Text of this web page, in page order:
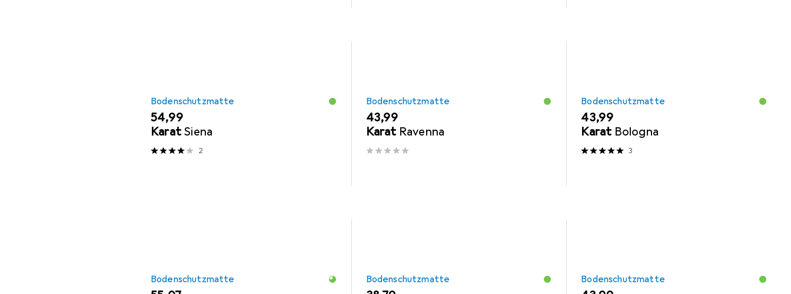
Bodenschutzmatte
EUR
54,99
Karat Siena
2
Bodenschutzmatte
EUR
43,99
Karat Ravenna
Bodenschutzmatte
EUR
43,99
Karat Bologna
3
Bodenschutzmatte Bodenschutzmatte Bodenschutzmatte